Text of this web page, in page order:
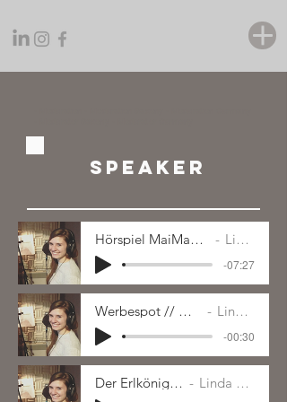
SPEAKER
Hörspiel MaiMap "Weihnachten in Dresden" Linda Drescher
-07:27
Werbespot // New Sealand Festival Linda Drescher
-00:30
Der Erlkönig - gelesen Linda Drescher